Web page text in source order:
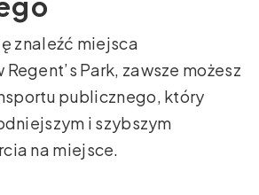
znaleźć miejsca
Park, zawsze możesz
publicznego, który
i szybszym
na miejsce.